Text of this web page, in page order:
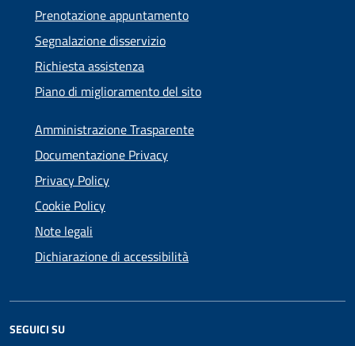
Prenotazione appuntamento
Segnalazione disservizio
Richiesta assistenza
Piano di miglioramento del sito
Amministrazione Trasparente
Documentazione Privacy
Privacy Policy
Cookie Policy
Note legali
Dichiarazione di accessibilità
SEGUICI SU